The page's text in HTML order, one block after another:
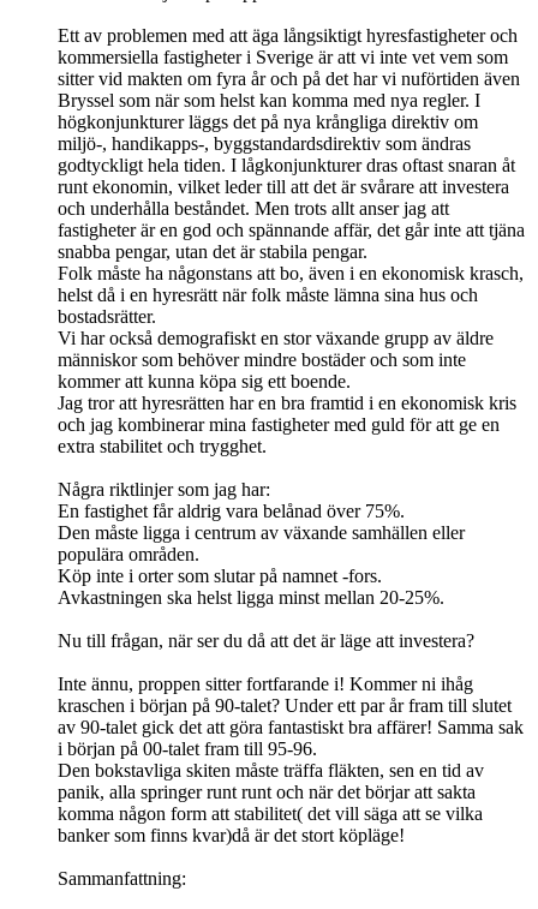
Ett av problemen med att äga långsiktigt hyresfastigheter och
kommersiella fastigheter i Sverige är att vi inte vet vem som
sitter vid makten om fyra år och på det har vi nuförtiden även
Bryssel som när som helst kan komma med nya regler. I
högkonjunkturer läggs det på nya krångliga direktiv om
miljö-, handikapps-, byggstandardsdirektiv som ändras
godtyckligt hela tiden. I lågkonjunkturer dras oftast snaran åt
runt ekonomin, vilket leder till att det är svårare att investera
och underhålla beståndet. Men trots allt anser jag att
fastigheter är en god och spännande affär, det går inte att tjäna
snabba pengar, utan det är stabila pengar.
Folk måste ha någonstans att bo, även i en ekonomisk krasch,
helst då i en hyresrätt när folk måste lämna sina hus och
bostadsrätter.
Vi har också demografiskt en stor växande grupp av äldre
människor som behöver mindre bostäder och som inte
kommer att kunna köpa sig ett boende.
Jag tror att hyresrätten har en bra framtid i en ekonomisk kris
och jag kombinerar mina fastigheter med guld för att ge en
extra stabilitet och trygghet.
Några riktlinjer som jag har:
En fastighet får aldrig vara belånad över 75%.
Den måste ligga i centrum av växande samhällen eller
populära områden.
Köp inte i orter som slutar på namnet -fors.
Avkastningen ska helst ligga minst mellan 20-25%.
Nu till frågan, när ser du då att det är läge att investera?
Inte ännu, proppen sitter fortfarande i! Kommer ni ihåg
kraschen i början på 90-talet? Under ett par år fram till slutet
av 90-talet gick det att göra fantastiskt bra affärer! Samma sak
i början på 00-talet fram till 95-96.
Den bokstavliga skiten måste träffa fläkten, sen en tid av
panik, alla springer runt runt och när det börjar att sakta
komma någon form att stabilitet( det vill säga att se vilka
banker som finns kvar)då är det stort köpläge!
Sammanfattning: